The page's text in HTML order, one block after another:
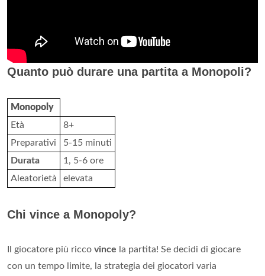
Quanto può durare una partita a Monopoli?
Monopoly
Età
8+
Preparativi
5-15 minuti
Durata
1, 5-6 ore
Aleatorietà
elevata
Chi vince a Monopoly?
Il giocatore più ricco vince la partita! Se decidi di giocare
con un tempo limite, la strategia dei giocatori varia